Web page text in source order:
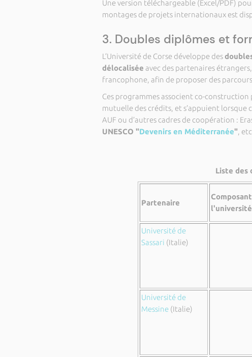
Une version téléchargeable (Excel/PDF)
montages de projets internationaux est
3. Doubles diplômes et
L’Université de Corse développe des
délocalisée avec des partenaires
francophone, afin de proposer des
Ces programmes associent co-
mutuelle des crédits, et s’appuient lorsque
AUF ou d’autres cadres de coopération :
UNESCO "Devenirs en Méditerranée",
Liste des
Partenaire
Université de
Sassari (Italie)
Université de
Messine (Italie)